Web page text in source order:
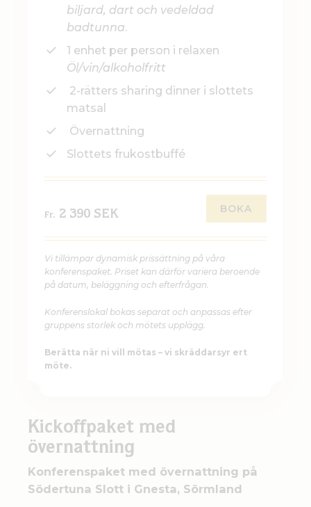
biljard, dart och vedeldad
badtunna.
1 enhet per person i relaxen
Öl/vin/alkoholfritt
2-rätters sharing dinner i slottets
matsal
Övernattning
Slottets frukostbuffé
Fr. 2 390 SEK BOKA
Vi tillämpar dynamisk prissättning på våra
konferenspaket. Priset kan därför variera beroende
på datum, beläggning och efterfrågan.
Konferenslokal bokas separat och anpassas efter
gruppens storlek och mötets upplägg.
Berätta när ni vill mötas – vi skräddarsyr ert
möte.
Kickoffpaket med
övernattning
Konferenspaket med övernattning på
Södertuna Slott i Gnesta, Sörmland